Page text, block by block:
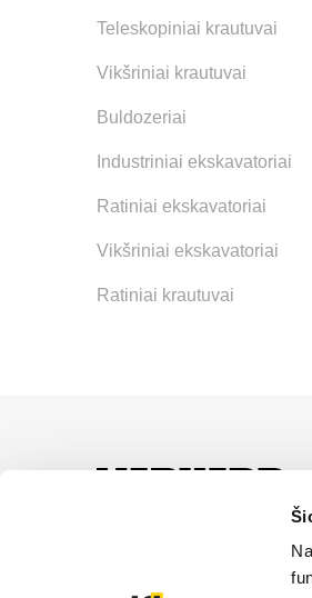
Teleskopiniai krautuvai
Vikšriniai krautuvai
Buldozeriai
Industriniai ekskavatoriai
Ratiniai ekskavatoriai
Vikšriniai ekskavatoriai
Ratiniai krautuvai